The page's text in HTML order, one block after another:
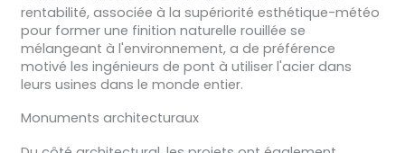
rentabilité, associée à la supériorité esthétique-météo
pour former une finition naturelle rouillée se
mélangeant à l'environnement, a de préférence
motivé les ingénieurs de pont à utiliser l'acier dans
leurs usines dans le monde entier.
Monuments architecturaux